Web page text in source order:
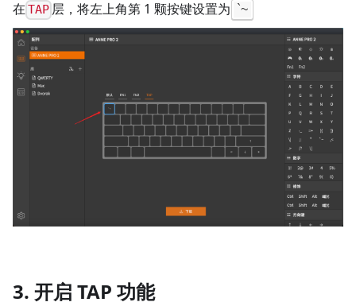
在 TAP 层，将左上角第 1 颗按键设置为 `~
3. 开启 TAP 功能